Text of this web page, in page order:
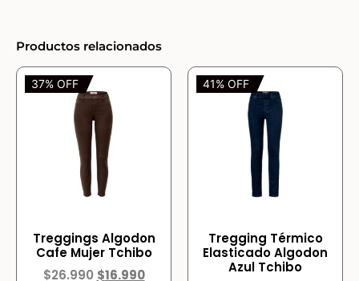
Productos relacionados
37% OFF
Treggings Algodon
Cafe Mujer Tchibo
$26.990 $16.990
41% OFF
Tregging Térmico
Elasticado Algodon
Azul Tchibo